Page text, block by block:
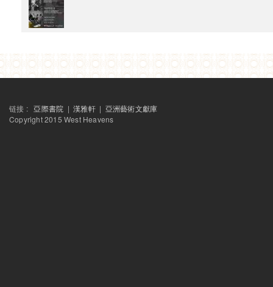
链接 :亞際書院 |漢雅軒 | 亞洲藝術文獻庫
Copyright 2015 West Heavens